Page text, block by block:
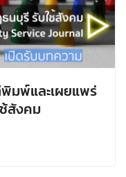
มพ์และเผยแพร่
สังคม